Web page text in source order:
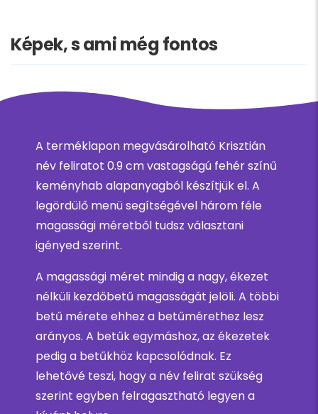
Képek, s ami még fontos
A terméklapon megvásárolható Krisztián
név feliratot 0.9 cm vastagságú fehér színű
keményhab alapanyagból készítjük el. A
legördülő menü segítségével három féle
magassági méretből tudsz választani
igényed szerint.
A magassági méret mindig a nagy, ékezet
nélküli kezdőbetű magasságát jelöli. A többi
betű mérete ehhez a betűmérethez lesz
arányos. A betűk egymáshoz, az ékezetek
pedig a betűkhöz kapcsolódnak. Ez
lehetővé teszi, hogy a név felirat szükség
szerint egyben felragasztható legyen a